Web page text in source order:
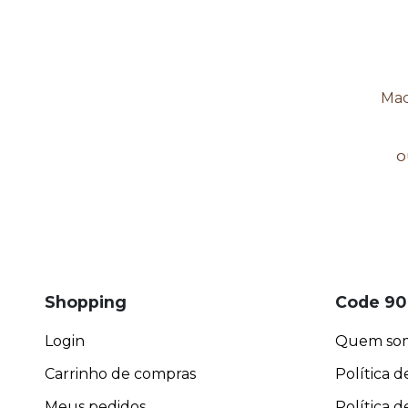
Shopping
Login
Carrinho de compras
Code 90
Quem
Política